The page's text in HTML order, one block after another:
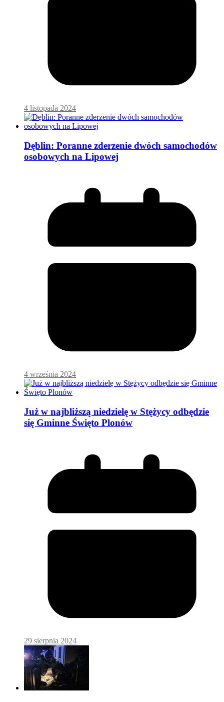
4 listopada 2024
Dęblin: Poranne zderzenie dwóch samochodów
osobowych na Lipowej
4 września 2024
Już w najbliższą niedzielę w Stężycy odbędzie
się Gminne Święto Plonów
29 sierpnia 2024